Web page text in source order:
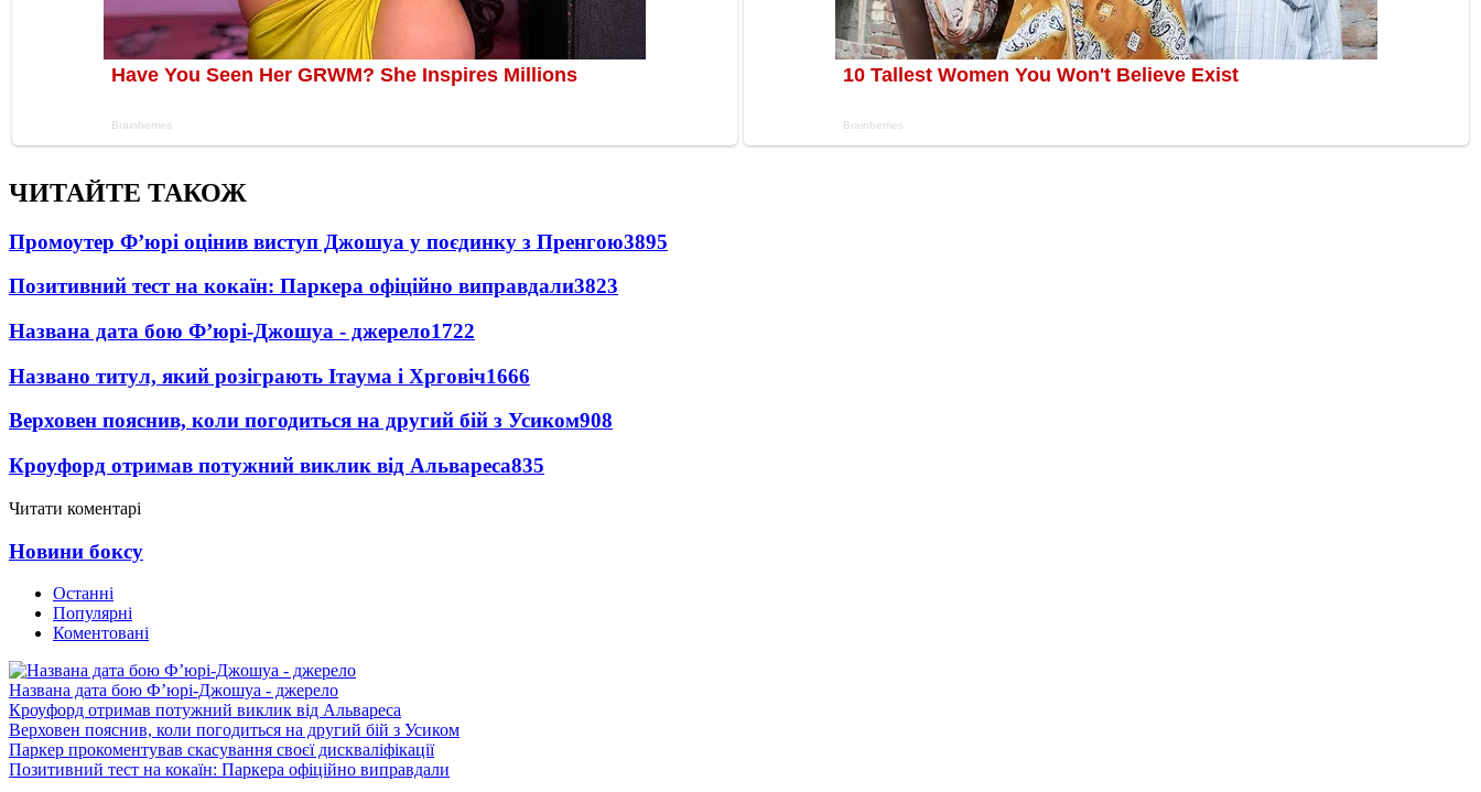
ЧИТАЙТЕ ТАКОЖ
Промоутер Ф’юрі оцінив виступ Джошуа у поєдинку з Пренгою3895
Позитивний тест на кокаїн: Паркера офіційно виправдали3823
Названа дата бою Ф’юрі-Джошуа - джерело1722
Названо титул, який розіграють Ітаума і Хрговіч1666
Верховен пояснив, коли погодиться на другий бій з Усиком908
Кроуфорд отримав потужний виклик від Альвареса835
Читати коментарі
Новини боксу
Останні
Популярні
Коментовані
Названа дата бою Ф’юрі-Джошуа - джерело
Кроуфорд отримав потужний виклик від Альвареса
Верховен пояснив, коли погодиться на другий бій з Усиком
Паркер прокоментував скасування своєї дискваліфікації
Позитивний тест на кокаїн: Паркера офіційно виправдали